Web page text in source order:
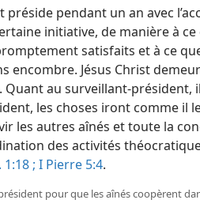
pendant un an avec
initiative, de manière à
satisfaits et à ce
encombre. Jésus Christ
au surveillant-président,
les choses iront comme il
les autres aînés et toute la
des activités
1:18 ; I Pierre 5:4.
pour que les aînés coopèrent